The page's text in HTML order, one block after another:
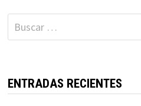
Buscar:
ENTRADAS RECIENTES